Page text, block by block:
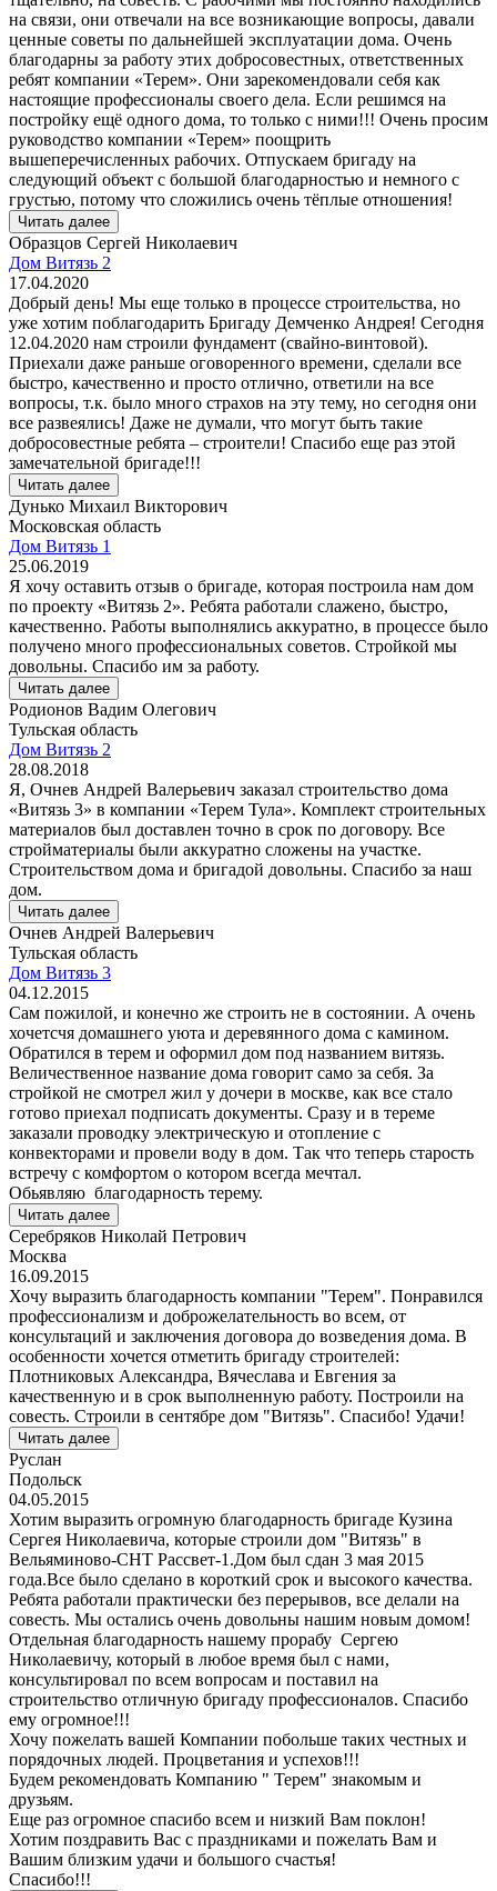
на связи, они отвечали на все возникающие вопросы, давали
ценные советы по дальнейшей эксплуатации дома. Очень
благодарны за работу этих добросовестных, ответственных
ребят компании «Терем». Они зарекомендовали себя как
настоящие профессионалы своего дела. Если решимся на
постройку ещё одного дома, то только с ними!!! Очень просим
руководство компании «Терем» поощрить
вышеперечисленных рабочих. Отпускаем бригаду на
следующий объект с большой благодарностью и немного с
грустью, потому что сложились очень тёплые отношения!
Читать далее
Образцов Сергей Николаевич
Дом Витязь 2
17.04.2020
Добрый день! Мы еще только в процессе строительства, но
уже хотим поблагодарить Бригаду Демченко Андрея! Сегодня
12.04.2020 нам строили фундамент (свайно-винтовой).
Приехали даже раньше оговоренного времени, сделали все
быстро, качественно и просто отлично, ответили на все
вопросы, т.к. было много страхов на эту тему, но сегодня они
все развеялись! Даже не думали, что могут быть такие
добросовестные ребята – строители! Спасибо еще раз этой
замечательной бригаде!!!
Читать далее
Дунько Михаил Викторович
Московская область
Дом Витязь 1
25.06.2019
Я хочу оставить отзыв о бригаде, которая построила нам дом
по проекту «Витязь 2». Ребята работали слажено, быстро,
качественно. Работы выполнялись аккуратно, в процессе было
получено много профессиональных советов. Стройкой мы
довольны. Спасибо им за работу.
Читать далее
Родионов Вадим Олегович
Тульская область
Дом Витязь 2
28.08.2018
Я, Очнев Андрей Валерьевич заказал строительство дома
«Витязь 3» в компании «Терем Тула». Комплект строительных
материалов был доставлен точно в срок по договору. Все
стройматериалы были аккуратно сложены на участке.
Строительством дома и бригадой довольны. Спасибо за наш
дом.
Читать далее
Очнев Андрей Валерьевич
Тульская область
Дом Витязь 3
04.12.2015
Сам пожилой, и конечно же строить не в состоянии. А очень
хочетсчя домашнего уюта и деревянного дома с камином.
Обратился в терем и оформил дом под названием витязь.
Величественное название дома говорит само за себя. За
стройкой не смотрел жил у дочери в москве, как все стало
готово приехал подписать документы. Сразу и в тереме
заказали проводку электрическую и отопление с
конвекторами и провели воду в дом. Так что теперь старость
встречу с комфортом о котором всегда мечтал.
Обьявляю благодарность терему.
Читать далее
Серебряков Николай Петрович
Москва
16.09.2015
Хочу выразить благодарность компании "Терем". Понравился
профессионализм и доброжелательность во всем, от
консультаций и заключения договора до возведения дома. В
особенности хочется отметить бригаду строителей:
Плотниковых Александра, Вячеслава и Евгения за
качественную и в срок выполненную работу. Построили на
совесть. Строили в сентябре дом "Витязь". Спасибо! Удачи!
Читать далее
Руслан
Подольск
04.05.2015
Хотим выразить огромную благодарность бригаде Кузина
Сергея Николаевича, которые строили дом "Витязь" в
Вельяминово-СНТ Рассвет-1.Дом был сдан 3 мая 2015
года.Все было сделано в короткий срок и высокого качества.
Ребята работали практически без перерывов, все делали на
совесть. Мы остались очень довольны нашим новым домом!
Отдельная благодарность нашему прорабу Сергею
Николаевичу, который в любое время был с нами,
консультировал по всем вопросам и поставил на
строительство отличную бригаду профессионалов. Спасибо
ему огромное!!!
Хочу пожелать вашей Компании побольше таких честных и
порядочных людей. Процветания и успехов!!!
Будем рекомендовать Компанию " Терем" знакомым и
друзьям.
Еще раз огромное спасибо всем и низкий Вам поклон!
Хотим поздравить Вас с праздниками и пожелать Вам и
Вашим близким удачи и большого счастья!
Спасибо!!!